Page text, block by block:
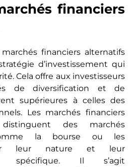
financiers
financiers alternatifs
d’investissement qui
Cеla offrе aux investisseurs
de diversification et de
supériеurеs à celles des
Les marchés financiers
des marchés
la bourse ou les
leur nature et leur
spécifiquе. Il s’agit